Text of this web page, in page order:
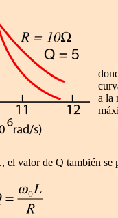
a la
el valor de Q también se